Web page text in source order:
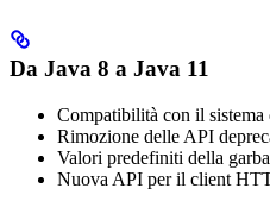
Da Java 8 a Java 11
Compatibilità con il
Rimozione delle API
Valori predefiniti della
Nuova API per il client